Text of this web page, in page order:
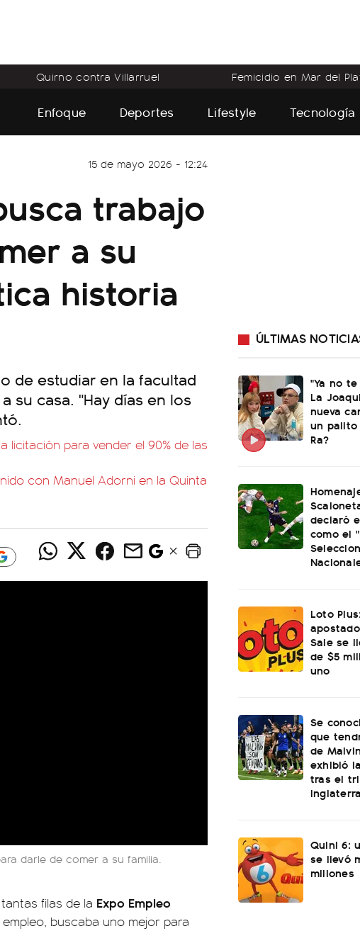
Quirno contra Villarruel Femicidio en Mar del
Enfoque Deportes Lifestyle Tecnología
15 de mayo 2026 - 12:24
trabajo
a su
historia
de estudiar en la facultad
su casa. "Hay días en los
licitación para vender el 90% de las
con Manuel Adorni en la Quinta
darle de comer a su familia.
filas de la Expo Empleo
buscaba uno mejor para
ÚLTIMAS
"Ya no
La
nueva
un palito
Ra?
declaró
como el
Loto
Sale se
de $5
uno
Se
que
de
exhibió
tras el
Inglaterra
Quini 6:
se llevó
millones